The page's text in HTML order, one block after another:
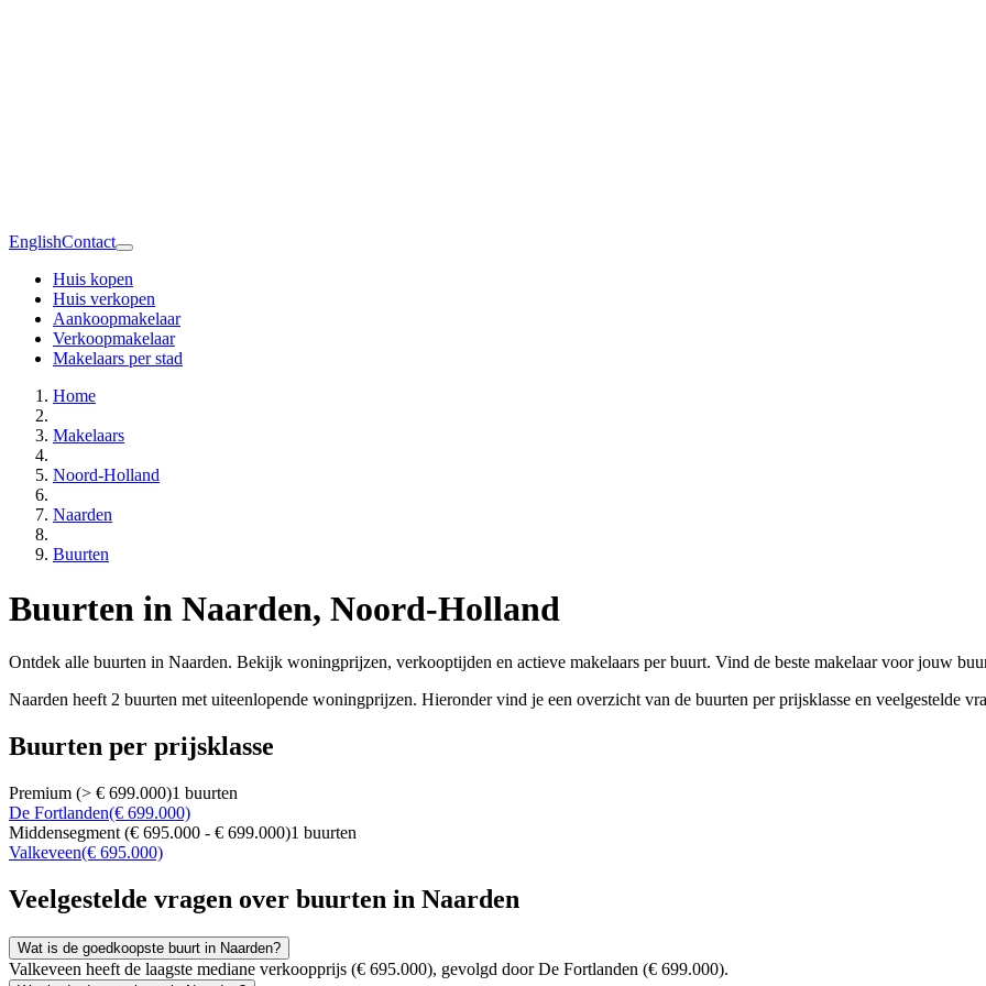
EnglishContact
Huis kopen
Huis verkopen
Aankoopmakelaar
Verkoopmakelaar
Makelaars per stad
Home
Makelaars
Noord-Holland
Naarden
Buurten
Buurten in Naarden, Noord-Holland
Ontdek alle buurten in Naarden. Bekijk woningprijzen, verkooptijden en actieve makelaars per buurt. Vind de beste makelaar voor jouw
Naarden heeft 2 buurten met uiteenlopende woningprijzen. Hieronder vind je een overzicht van de buurten per prijsklasse en veelgestelde
Buurten per prijsklasse
Premium (> € 699.000)1 buurten
De Fortlanden(€ 699.000)
Middensegment (€ 695.000 - € 699.000)1 buurten
Valkeveen(€ 695.000)
Veelgestelde vragen over buurten in Naarden
Wat is de goedkoopste buurt in Naarden?
Valkeveen heeft de laagste mediane verkoopprijs (€ 695.000), gevolgd door De Fortlanden (€ 699.000).